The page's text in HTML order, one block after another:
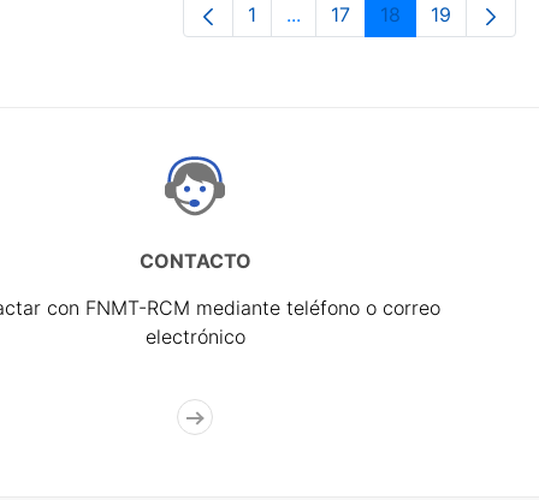
Página
1 ...Páginas intermedias Use
Página
17 Página
18 Página
19
CONTACTO
con FNMT-RCM mediante teléfono o correo
electrónico